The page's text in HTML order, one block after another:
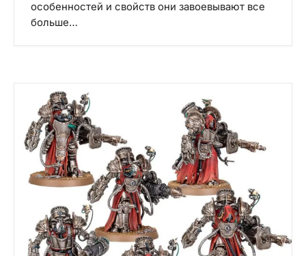
особенностей и свойств они завоевывают все
больше…